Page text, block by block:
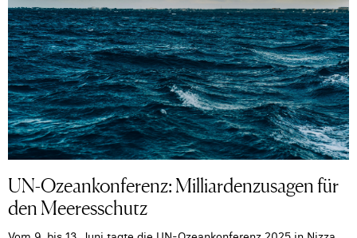
UN-Ozeankonferenz: Milliardenzusagen für
den Meeresschutz